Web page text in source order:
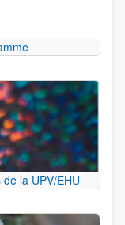
la UPV/EHU